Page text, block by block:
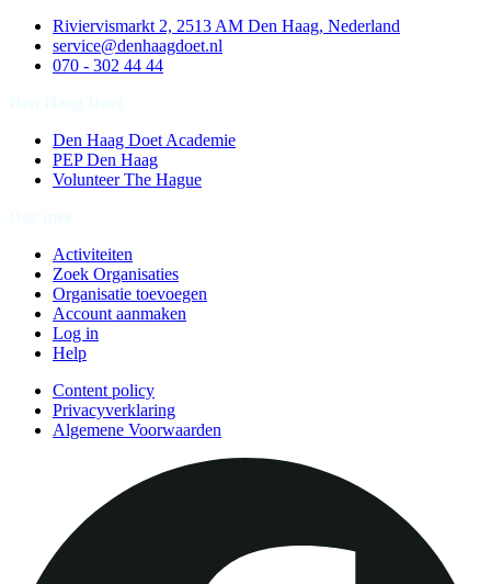
Riviervismarkt 2, 2513 AM Den Haag, Nederland
service@denhaagdoet.nl
070 - 302 44 44
Den Haag Doet Academie
PEP Den Haag
Volunteer The Hague
Activiteiten
Zoek Organisaties
Organisatie toevoegen
Account aanmaken
Log in
Help
Content policy
Privacyverklaring
Algemene Voorwaarden